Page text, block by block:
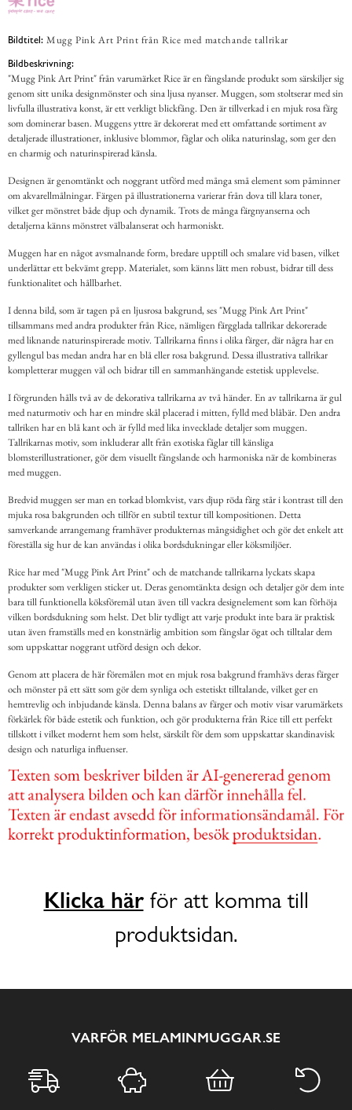
Bildtitel: Mugg Pink Art Print från Rice med matchande tallrikar
Bildbeskrivning:
"Mugg Pink Art Print" från varumärket Rice är en fängslande produkt som särskiljer sig
genom sitt unika designmönster och sina ljusa nyanser. Muggen, som stoltserar med sin
livfulla illustrativa konst, är ett verkligt blickfång. Den är tillverkad i en mjuk rosa färg
som dominerar basen. Muggens yttre är dekorerat med ett omfattande sortiment av
detaljerade illustrationer, inklusive blommor, fåglar och olika naturinslag, som ger den
en charmig och naturinspirerad känsla.
Designen är genomtänkt och noggrant utförd med många små element som påminner
om akvarellmålningar. Färgen på illustrationerna varierar från dova till klara toner,
vilket ger mönstret både djup och dynamik. Trots de många färgnyanserna och
detaljerna känns mönstret välbalanserat och harmoniskt.
Muggen har en något avsmalnande form, bredare upptill och smalare vid basen, vilket
underlättar ett bekvämt grepp. Materialet, som känns lätt men robust, bidrar till dess
funktionalitet och hållbarhet.
I denna bild, som är tagen på en ljusrosa bakgrund, ses "Mugg Pink Art Print"
tillsammans med andra produkter från Rice, nämligen färgglada tallrikar dekorerade
med liknande naturinspirerade motiv. Tallrikarna finns i olika färger, där några har en
gyllengul bas medan andra har en blå eller rosa bakgrund. Dessa illustrativa tallrikar
kompletterar muggen väl och bidrar till en sammanhängande estetisk upplevelse.
I förgrunden hålls två av de dekorativa tallrikarna av två händer. En av tallrikarna är gul
med naturmotiv och har en mindre skål placerad i mitten, fylld med blåbär. Den andra
tallriken har en blå kant och är fylld med lika invecklade detaljer som muggen.
Tallrikarnas motiv, som inkluderar allt från exotiska fåglar till känsliga
blomsterillustrationer, gör dem visuellt fängslande och harmoniska när de kombineras
med muggen.
Bredvid muggen ser man en torkad blomkvist, vars djup röda färg står i kontrast till den
mjuka rosa bakgrunden och tillför en subtil textur till kompositionen. Detta
samverkande arrangemang framhäver produkternas mångsidighet och gör det enkelt att
föreställa sig hur de kan användas i olika bordsdukningar eller köksmiljöer.
Rice har med "Mugg Pink Art Print" och de matchande tallrikarna lyckats skapa
produkter som verkligen sticker ut. Deras genomtänkta design och detaljer gör dem inte
bara till funktionella köksföremål utan även till vackra designelement som kan förhöja
vilken bordsdukning som helst. Det blir tydligt att varje produkt inte bara är praktisk
utan även framställs med en konstnärlig ambition som fängslar ögat och tilltalar dem
som uppskattar noggrant utförd design och dekor.
Genom att placera de här föremålen mot en mjuk rosa bakgrund framhävs deras färger
och mönster på ett sätt som gör dem synliga och estetiskt tilltalande, vilket ger en
hemtrevlig och inbjudande känsla. Denna balans av färger och motiv visar varumärkets
förkärlek för både estetik och funktion, och gör produkterna från Rice till ett perfekt
tillskott i vilket modernt hem som helst, särskilt för dem som uppskattar skandinavisk
design och naturliga influenser.
Klicka härför att komma till
produktsidan.
VARFÖR MELAMINMUGGAR.SE